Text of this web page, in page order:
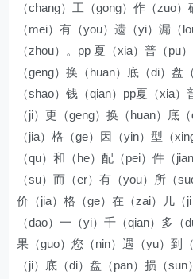
（chang）工（gong）作（zuo
（mei）有（you）遗（yi）漏（
（zhou）。pp 夏（xia）普（pu
（geng）换（huan）底（di）盘
（shao）钱（qian）pp夏（xia
（ji）更（geng）换（huan）底
（jia）格（ge）因（yin）型（
（qu）和（he）配（pei）件（
（su）而（er）有（you）所（
价（jia）格（ge）在（zai）几（
（dao）一（yi）千（qian）多（
果（guo）您（nin）遇（yu）到
（ji）底（di）盘（pan）损（